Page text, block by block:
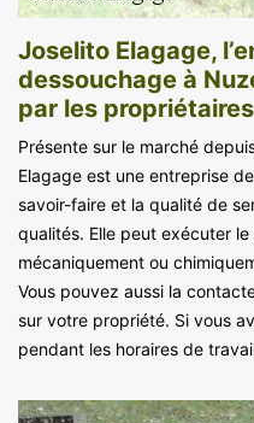
Joselito Elagage,
dessouchage à
par les propriétaires
Présente sur le marché
Elagage est une entreprise
savoir-faire et la qualité de
qualités. Elle peut exécuter
mécaniquement ou
Vous pouvez aussi la
sur votre propriété. Si vous
pendant les horaires de